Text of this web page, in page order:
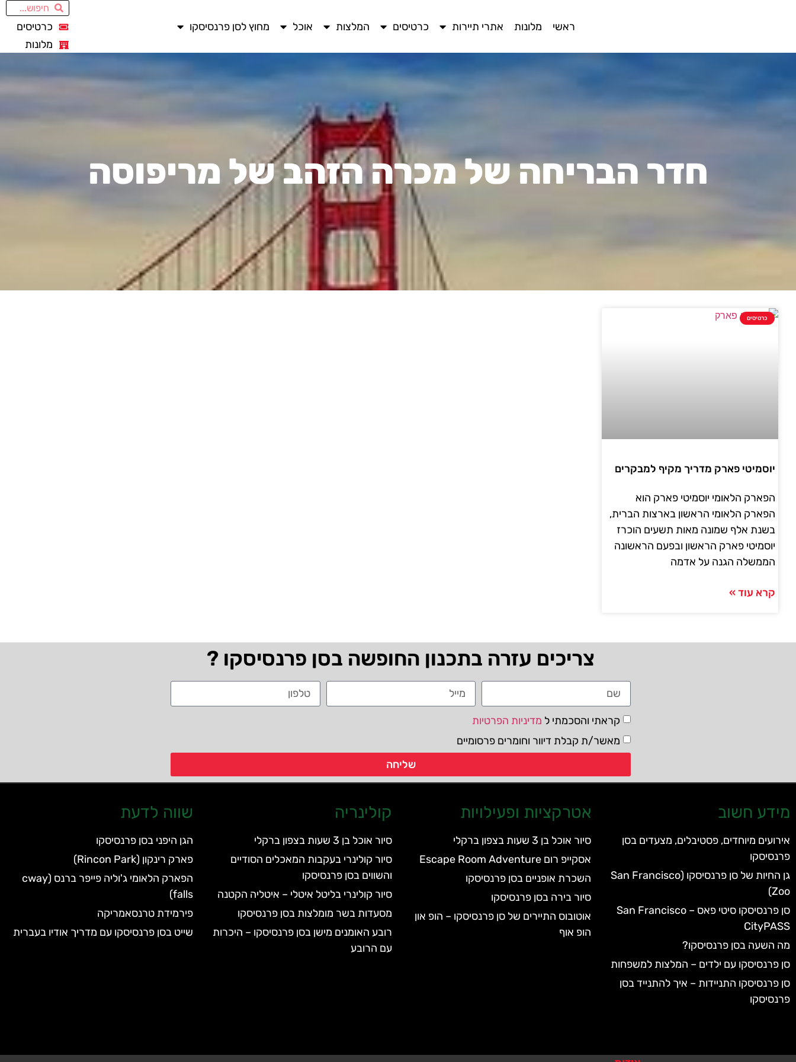
ראשי מלונות אתרי תיירות כרטיסים המלצות אוכל מחוץ לסן פרנסיסקו
כרטיסים
מלונות
חדר הבריחה של מכרה הזהב של מריפוסה
כרטיסים
יוסמיטי פארק מדריך מקיף למבקרים
הפארק הלאומי יוסמיטי פארק הוא
הפארק הלאומי הראשון בארצות הברית,
בשנת אלף שמונה מאות תשעים הוכרז
יוסמיטי פארק הראשון ובפעם הראשונה
הממשלה הגנה על אדמה
קרא עוד »
צריכים עזרה בתכנון החופשה בסן פרנסיסקו ?
קראתי והסכמתי ל מדיניות הפרטיות
מאשר/ת קבלת דיוור וחומרים פרסומיים
שליחה
מידע חשוב
אירועים מיוחדים, פסטיבלים, מצעדים בסן
פרנסיסקו
גן החיות של סן פרנסיסקו (San Francisco
Zoo)
סן פרנסיסקו סיטי פאס – San Francisco
CityPASS
מה השעה בסן פרנסיסקו?
סן פרנסיסקו עם ילדים – המלצות למשפחות
סן פרנסיסקו התניידות – איך להתנייד בסן
פרנסיסקו
אטרקציות ופעילויות
סיור אוכל בן 3 שעות בצפון ברקלי
אסקייפ רום Escape Room Adventure
השכרת אופניים בסן פרנסיסקו
סיור בירה בסן פרנסיסקו
אוטובוס התיירים של סן פרנסיסקו – הופ און
הופ אוף
קולינריה
סיור אוכל בן 3 שעות בצפון ברקלי
סיור קולינרי בעקבות המאכלים הסודיים
והשווים בסן פרנסיסקו
סיור קולינרי בליטל איטלי – איטליה הקטנה
מסעדות בשר מומלצות בסן פרנסיסקו
רובע האומנים מישן בסן פרנסיסקו – היכרות
עם הרובע
שווה לדעת
הגן היפני בסן פרנסיסקו
פארק רינקון (Rincon Park)
הפארק הלאומי ג'וליה פייפר ברנס (cway
falls)
פירמידת טרנסאמריקה
שייט בסן פרנסיסקו עם מדריך אודיו בעברית